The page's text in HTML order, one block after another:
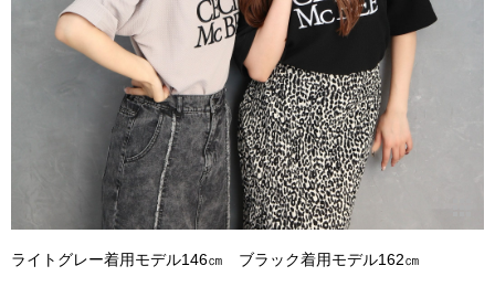
ライトグレー着用モデル146㎝ ブラック着用モデル162㎝